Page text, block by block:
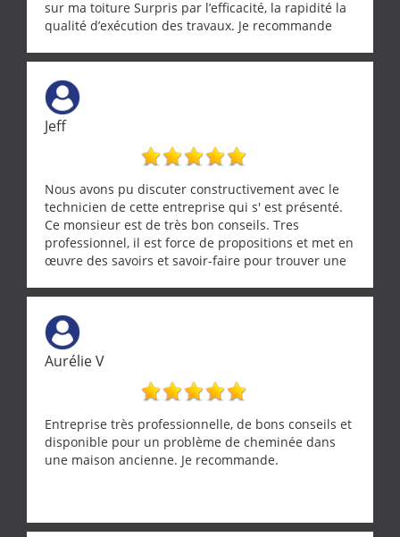
sur ma toiture Surpris par l’efficacité, la rapidité la
qualité d’exécution des travaux. Je recommande
Jeff
Nous avons pu discuter constructivement avec le
technicien de cette entreprise qui s' est présenté.
Ce monsieur est de très bon conseils. Tres
professionnel, il est force de propositions et met en
œuvre des savoirs et savoir-faire pour trouver une
demande de l écoute et de la considération, ce qui
ne se trouve que chez les pationnés de leur métier.
Merci a ce monsieur pour sa disponibilité
Aurélie V
Entreprise très professionnelle, de bons conseils et
disponible pour un problème de cheminée dans
une maison ancienne. Je recommande.